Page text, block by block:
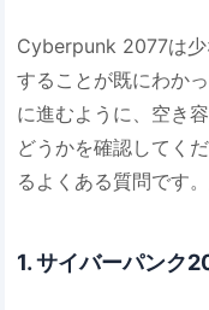
Cyber​​punk 2077は少
することが既にわか
に進むように、空き
どうかを確認してく
るよくある質問です
1. サイバーパンク